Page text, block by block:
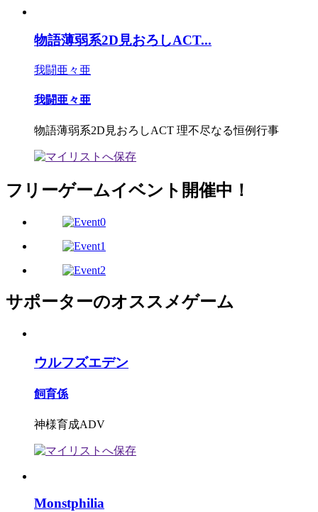
物語薄弱系2D見おろしACT...
我闘亜々亜
我闘亜々亜
物語薄弱系2D見おろしACT 理不尽なる恒例行事
フリーゲームイベント開催中！
サポーターのオススメゲーム
ウルフズエデン
飼育係
神様育成ADV
Monstphilia